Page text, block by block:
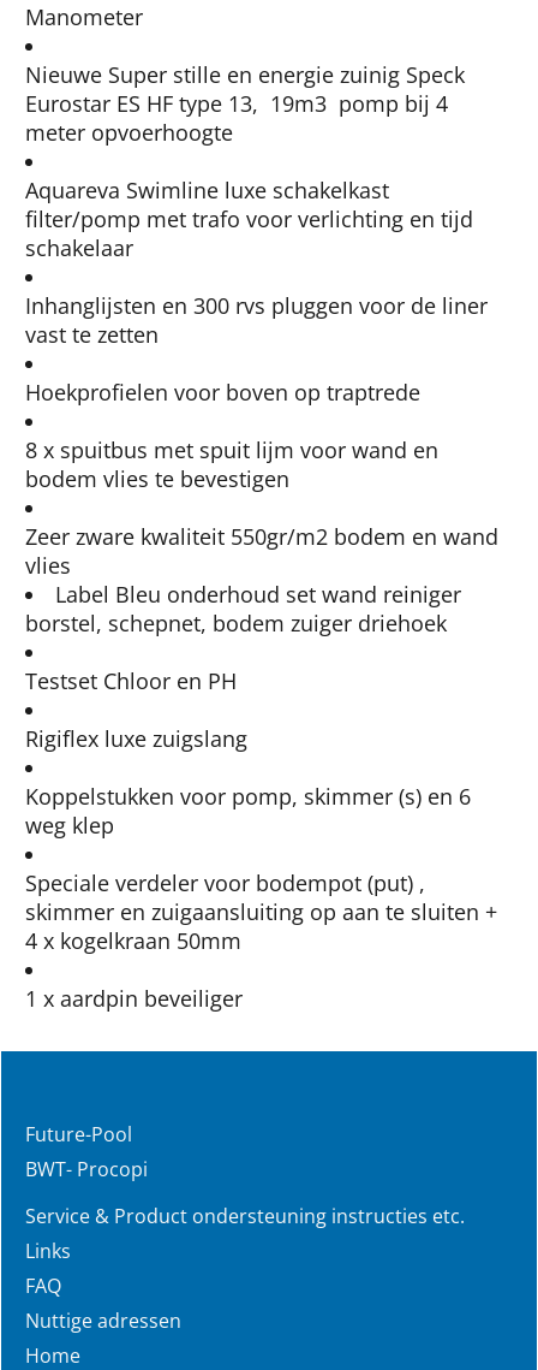
Manometer
Nieuwe Super stille en energie zuinig Speck
Eurostar ES HF type 13, 19m3 pomp bij 4
meter opvoerhoogte
Aquareva Swimline luxe schakelkast
filter/pomp met trafo voor verlichting en tijd
schakelaar
Inhanglijsten en 300 rvs pluggen voor de liner
vast te zetten
Hoekprofielen voor boven op traptrede
8 x spuitbus met spuit lijm voor wand en
bodem vlies te bevestigen
Zeer zware kwaliteit 550gr/m2 bodem en wand
vlies
Label Bleu onderhoud set wand reiniger
borstel, schepnet, bodem zuiger driehoek
Testset Chloor en PH
Rigiflex luxe zuigslang
Koppelstukken voor pomp, skimmer (s) en 6
weg klep
Speciale verdeler voor bodempot (put) ,
skimmer en zuigaansluiting op aan te sluiten +
4 x kogelkraan 50mm
1 x aardpin beveiliger
Future-Pool
BWT- Procopi
Service & Product ondersteuning instructies etc.
Links
FAQ
Nuttige adressen
Home